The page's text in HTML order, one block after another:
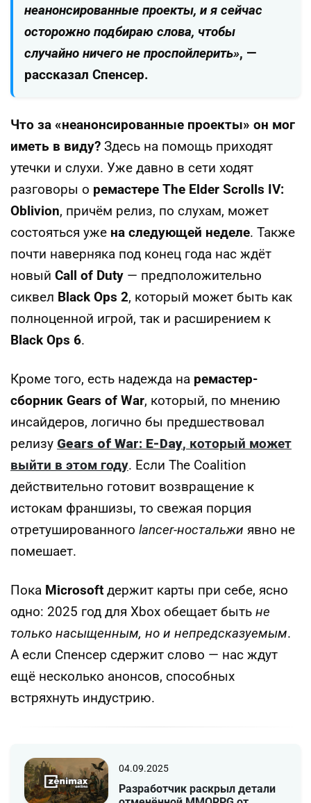
неанонсированные проекты, и я сейчас
осторожно подбираю слова, чтобы
случайно ничего не проспойлерить», —
рассказал Спенсер.
Что за «неанонсированные проекты» он мог
иметь в виду? Здесь на помощь приходят
утечки и слухи. Уже давно в сети ходят
разговоры о ремастере The Elder Scrolls IV:
Oblivion, причём релиз, по слухам, может
состояться уже на следующей неделе. Также
почти наверняка под конец года нас ждёт
новый Call of Duty — предположительно
сиквел Black Ops 2, который может быть как
полноценной игрой, так и расширением к
Black Ops 6.
Кроме того, есть надежда на ремастер-
сборник Gears of War, который, по мнению
инсайдеров, логично бы предшествовал
релизу Gears of War: E-Day, который может
выйти в этом году. Если The Coalition
действительно готовит возвращение к
истокам франшизы, то свежая порция
отретушированного lancer-ностальжи явно не
помешает.
Пока Microsoft держит карты при себе, ясно
одно: 2025 год для Xbox обещает быть не
только насыщенным, но и непредсказуемым.
А если Спенсер сдержит слово — нас ждут
ещё несколько анонсов, способных
встряхнуть индустрию.
04.09.2025
Разработчик раскрыл детали